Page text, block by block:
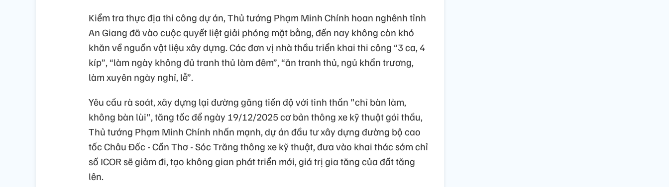
Kiểm tra thực địa thi công dự án, Thủ tướng Phạm Minh Chính hoan nghênh tỉnh
An Giang đã vào cuộc quyết liệt giải phóng mặt bằng, đến nay không còn khó
khăn về nguồn vật liệu xây dựng. Các đơn vị nhà thầu triển khai thi công “3 ca, 4
kíp”, “làm ngày không đủ tranh thủ làm đêm”, “ăn tranh thủ, ngủ khẩn trương,
làm xuyên ngày nghỉ, lễ”.
Yêu cầu rà soát, xây dựng lại đường găng tiến độ với tinh thần "chỉ bàn làm,
không bàn lùi", tăng tốc để ngày 19/12/2025 cơ bản thông xe kỹ thuật gói thầu,
Thủ tướng Phạm Minh Chính nhấn mạnh, dự án đầu tư xây dựng đường bộ cao
tốc Châu Đốc - Cần Thơ - Sóc Trăng thông xe kỹ thuật, đưa vào khai thác sớm chỉ
số ICOR sẽ giảm đi, tạo không gian phát triển mới, giá trị gia tăng của đất tăng
lên.